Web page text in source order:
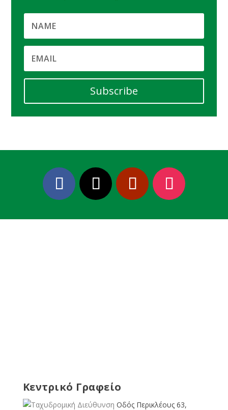
Subscribe
Κεντρικό Γραφείο
Οδός Περικλέους 63,